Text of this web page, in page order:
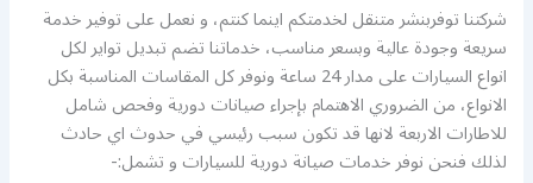
شركتنا توفربنشر متنقل لخدمتكم اينما كنتم، و نعمل على توفير خدمة
سريعة وجودة عالية وبسعر مناسب، خدماتنا تضم تبديل تواير لكل
انواع السيارات على مدار 24 ساعة ونوفر كل المقاسات المناسبة بكل
الانواع، من الضروري الاهتمام بإجراء صيانات دورية وفحص شامل
للاطارات الاربعة لانها قد تكون سبب رئيسي في حدوث اي حادث
لذلك فنحن نوفر خدمات صيانة دورية للسيارات و تشمل:-